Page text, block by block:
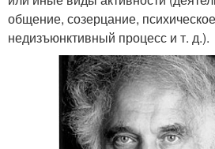
общение, созерцание,
недизъюнктивный процесс и т. д.).